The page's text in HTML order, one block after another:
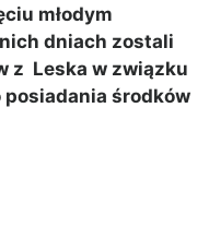
młodym
dniach zostali
z Leska w związku
środków